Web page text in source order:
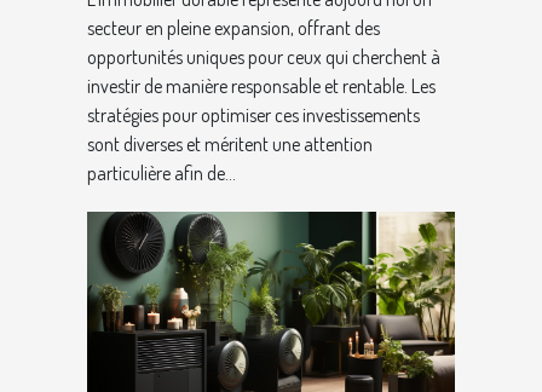
secteur en pleine expansion, offrant des
opportunités uniques pour ceux qui cherchent à
investir de manière responsable et rentable. Les
stratégies pour optimiser ces investissements
sont diverses et méritent une attention
particulière afin de...